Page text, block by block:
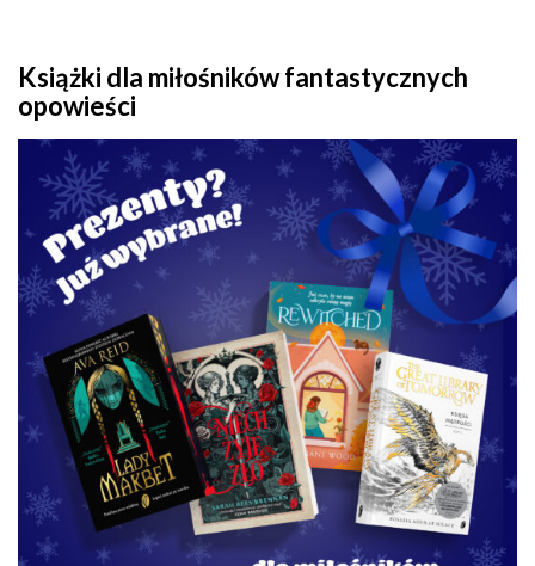
Książki dla miłośników fantastycznych
opowieści